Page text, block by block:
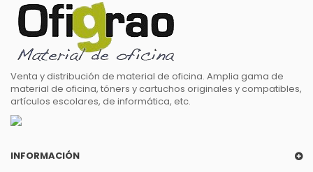
Venta y distribución de material de oficina. Amplia gama de
material de oficina, tóners y cartuchos originales y compatibles,
artículos escolares, de informática, etc.
INFORMACIÓN